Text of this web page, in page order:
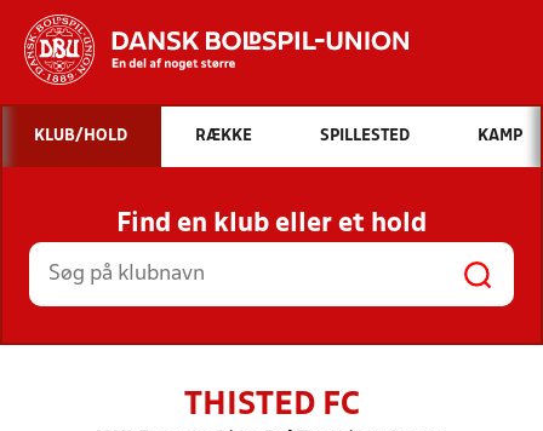
Hvad vil du søge efter?
INDHOLD OG NYHEDER
STILLINGER, RESULTATER, KLUBBER OG
HOLD
KLUB/HOLD RÆKKE SPILLESTED KAMP
Find en klub eller et hold
THISTED FC